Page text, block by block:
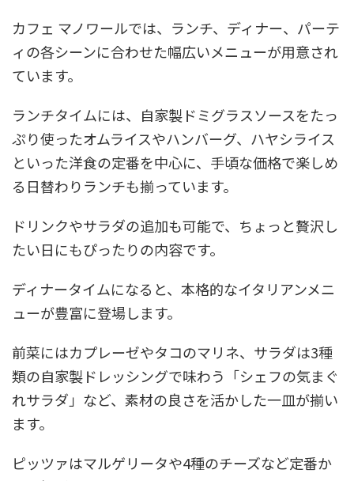
カフェ マノワールでは、ランチ、ディナー、パーテ
ィの各シーンに合わせた幅広いメニューが用意され
ています。
ランチタイムには、自家製ドミグラスソースをたっ
ぷり使ったオムライスやハンバーグ、ハヤシライス
といった洋食の定番を中心に、手頃な価格で楽しめ
る日替わりランチも揃っています。
ドリンクやサラダの追加も可能で、ちょっと贅沢し
たい日にもぴったりの内容です。
ディナータイムになると、本格的なイタリアンメニ
ューが豊富に登場します。
前菜にはカプレーゼやタコのマリネ、サラダは3種
類の自家製ドレッシングで味わう「シェフの気まぐ
れサラダ」など、素材の良さを活かした一皿が揃い
ます。
ピッツァはマルゲリータや4種のチーズなど定番か